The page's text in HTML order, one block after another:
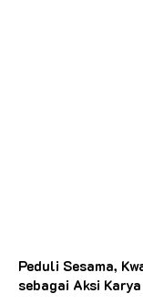
Peduli Sesama,
sebagai Aksi